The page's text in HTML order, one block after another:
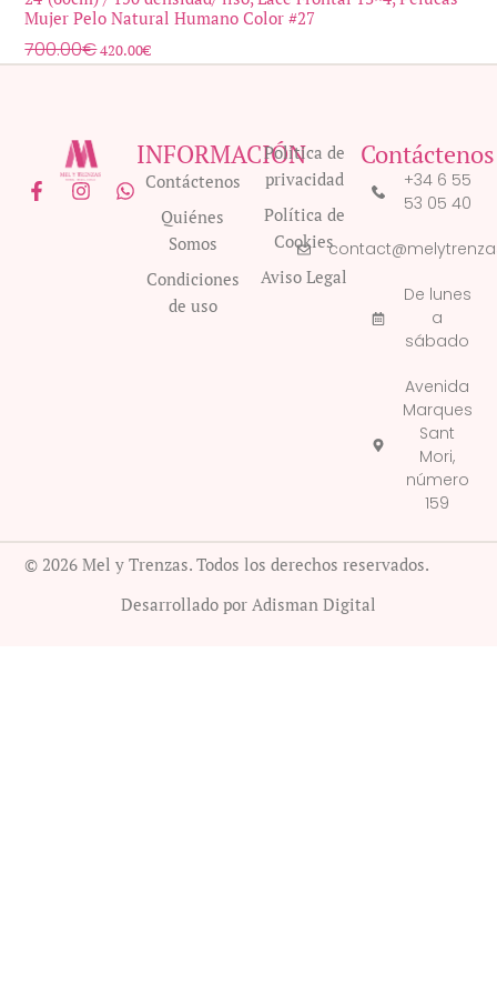
Mujer Pelo Natural Humano Color #27
700.00€420.00€
F
I
W
INFORMACIÓN
Contáctenos
Quiénes
Somos
Condiciones
de uso
Política de
privacidad
Política de
Cookies
Aviso Legal
Contáctenos
+34 6 55
53 05 40
De lunes
a
sábado
Avenida
Marques
Sant
Mori,
número
159
© 2026 Mel y Trenzas. Todos los derechos reservados.
Desarrollado por Adisman Digital